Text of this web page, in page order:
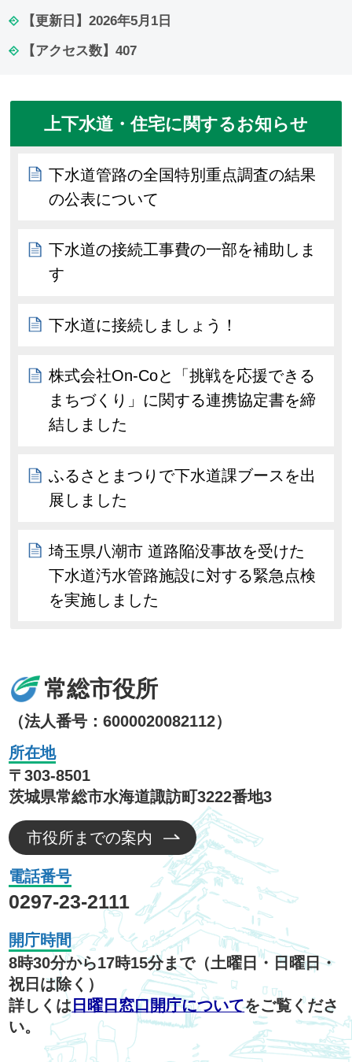
【更新日】 2026年5月1日
【アクセス数】 407
上下水道・住宅に関するお知らせ
下水道管路の全国特別重点調査の結果
の公表について
下水道の接続工事費の一部を補助しま
す
下水道に接続しましょう！
株式会社On-Coと「挑戦を応援できる
まちづくり」に関する連携協定書を締
結しました
ふるさとまつりで下水道課ブースを出
展しました
埼玉県八潮市 道路陥没事故を受けた
下水道汚水管路施設に対する緊急点検
を実施しました
常総市役所
（法人番号：6000020082112）
所在地
〒303-8501
茨城県常総市水海道諏訪町3222番地3
市役所までの案内
電話番号
0297-23-2111
開庁時間
8時30分から17時15分まで（土曜日・日曜日・
祝日は除く）
詳しくは 日曜日窓口開庁についてをご覧くださ
い。